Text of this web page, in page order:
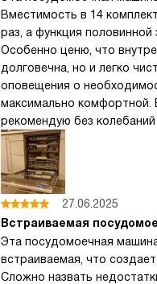
Вместимость в 14
раз, а функция половинной
Особенно ценю, что
долговечна, но и легко
оповещения о
максимально комфортной.
рекомендую без
27.06.2025
Встраиваемая
Эта посудомоечная
встраиваемая, что
Сложно назвать